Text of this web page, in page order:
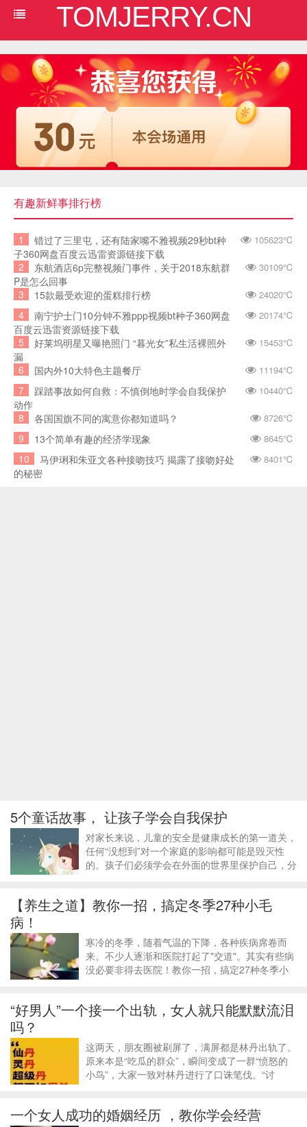
TOMJERRY.CN
有趣新鲜事排行榜
105623℃
1
错过了三里屯，还有陆家嘴不雅视频29秒bt种
子360网盘百度云迅雷资源链接下载
30109℃
2
东航酒店6p完整视频门事件，关于2018东航群
P是怎么回事
24020℃
3 15款最受欢迎的蛋糕排行榜
20174℃
4
南宁护士门10分钟不雅ppp视频bt种子360网盘
百度云迅雷资源链接下载
15453℃
5
好莱坞明星又曝艳照门 “暮光女”私生活裸照外
漏
11194℃
6 国内外10大特色主题餐厅
10440℃
7
踩踏事故如何自救：不慎倒地时学会自我保护
动作
8726℃
8 各国国旗不同的寓意你都知道吗？
8645℃
9 13个简单有趣的经济学现象
8401℃
10
马伊琍和朱亚文各种接吻技巧 揭露了接吻好处
的秘密
5个童话故事， 让孩子学会自我保护
对家长来说，儿童的安全是健康成长的第一道关，
任何“没想到”对一个家庭的影响都可能是毁灭性
的。孩子们必须学会在外面的世界里保护自己，分
【养生之道】教你一招，搞定冬季27种小毛
病！
寒冷的冬季，随着气温的下降，各种疾病席卷而
来。不少人逐渐和医院打起了"交道"。其实有些病
没必要非得去医院！教你一招，搞定27种冬季小
“好男人”一个接一个出轨，女人就只能默默流泪
吗？
​这两天，朋友圈被刷屏了，满屏都是林丹出轨了。
原来本是“吃瓜的群众”，瞬间变成了一群“愤怒的
小鸟”，大家一致对林丹进行了口诛笔伐。“讨
大的受害者。
一个女人成功的婚姻经历 ，教你学会经营